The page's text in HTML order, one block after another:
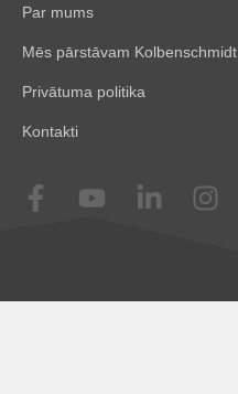
Par mums
Mēs pārstāvam Kolbenschmidt
Privātuma politika
Kontakti